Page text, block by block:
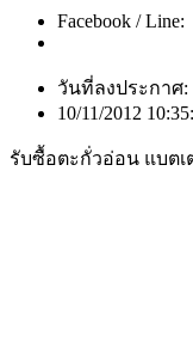
Facebook / Line:
วันที่ลงประกาศ:
10/11/2012
รับซื้อตะกั่วอ่อน แบตเ